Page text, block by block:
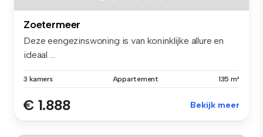
Zoetermeer
Deze eengezinswoning is van koninklijke allure en
ideaal ...
3 kamers Appartement 135 m²
€ 1.888 Bekijk meer